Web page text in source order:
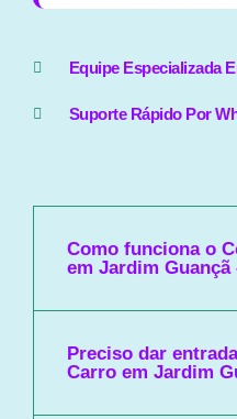
Equipe Especializada
Suporte Rápido Por
Como funciona o
em Jardim Guançã
Preciso dar
Carro em Jardim